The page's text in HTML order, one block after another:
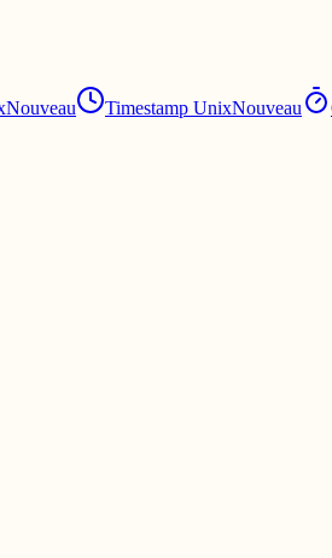
Nouveau Timestamp UnixNouveau